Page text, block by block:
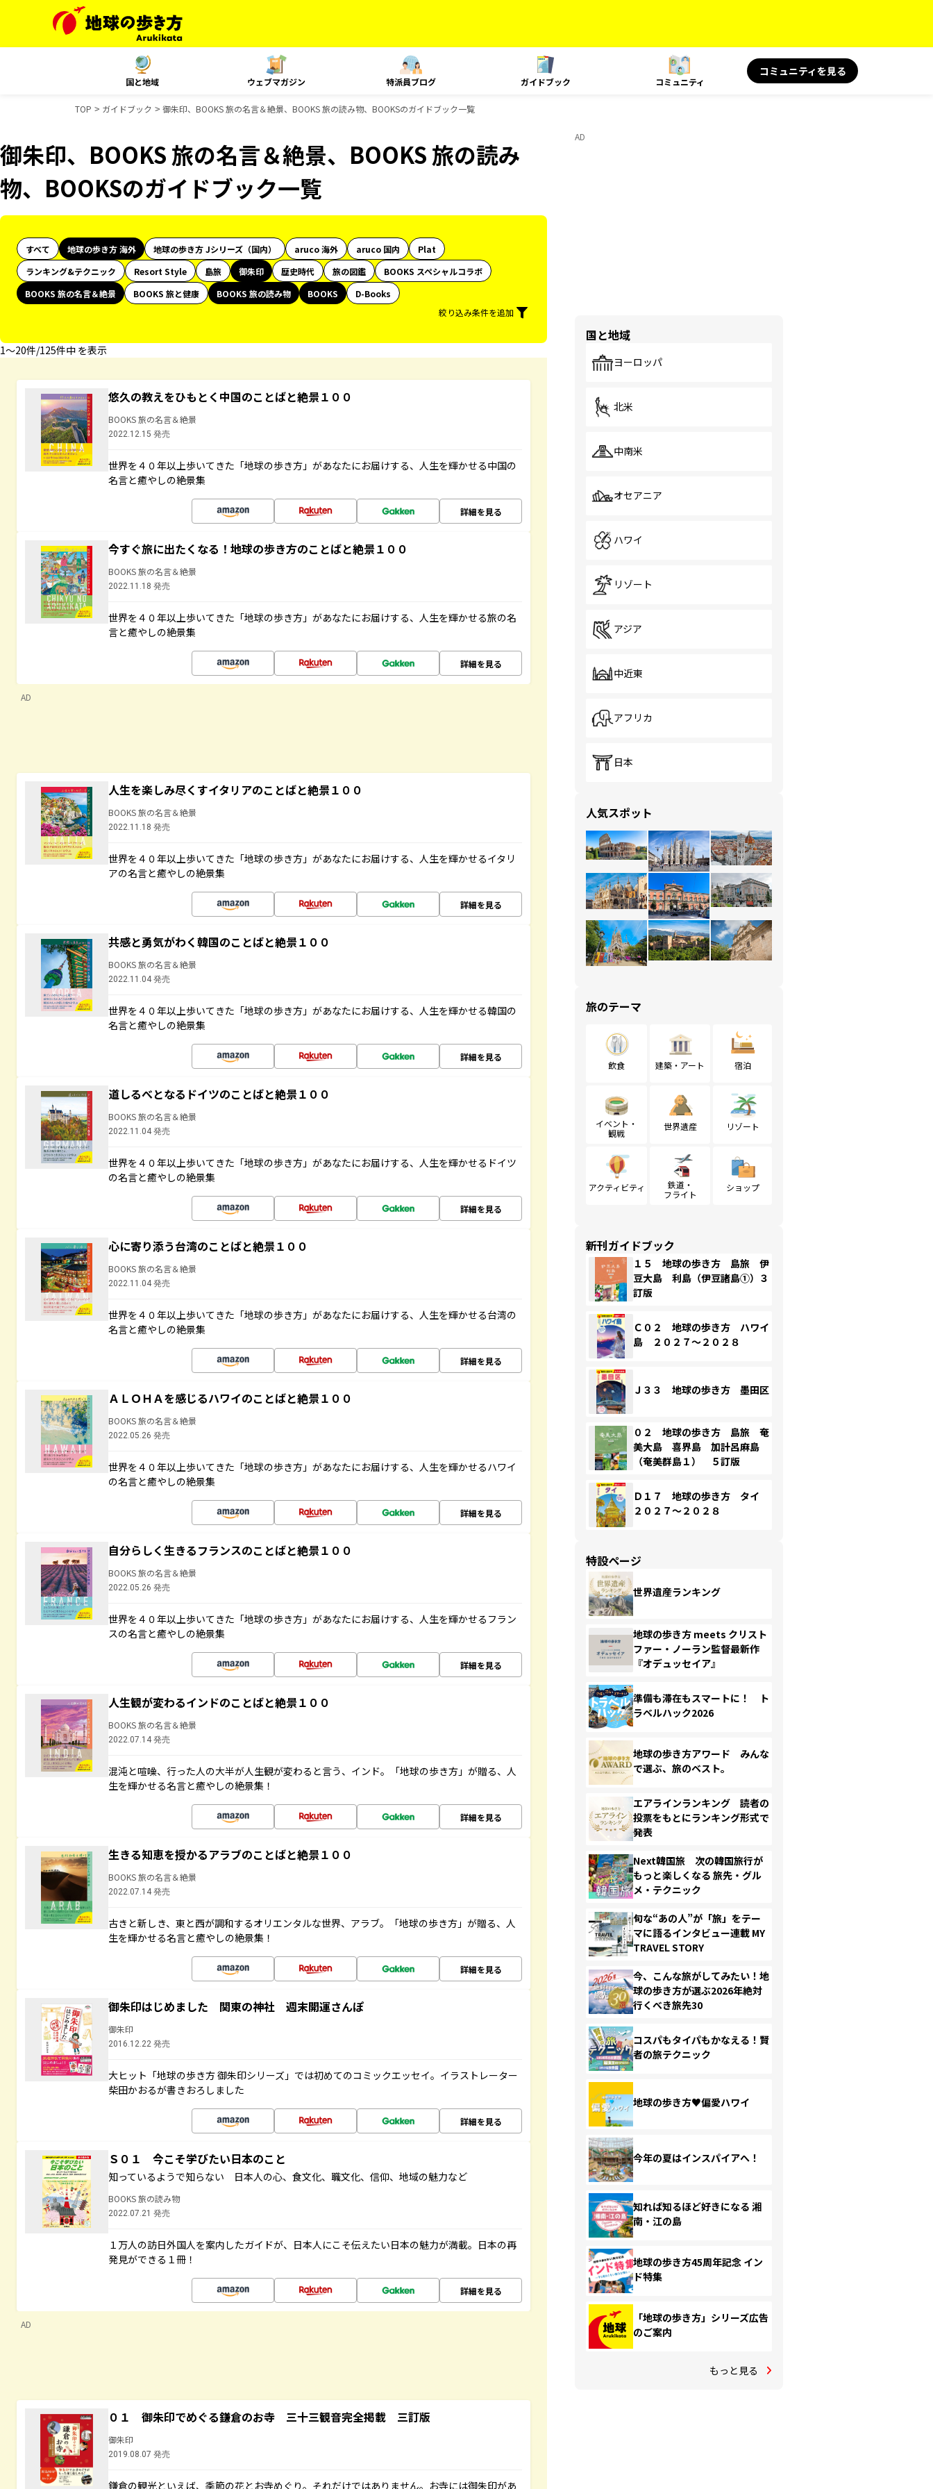
国と地域 ウェブマガジン 特派員ブログ ガイドブック コミュニティ
コミュニティを見る
TOP ガイドブック 御朱印、BOOKS 旅の名言＆絶景、BOOKS 旅の読み物、BOOKSのガイドブック一覧
御朱印、BOOKS 旅の名言＆絶景、BOOKS 旅の読み
物、BOOKSのガイドブック一覧
すべて 地球の歩き方 海外 地球の歩き方 Jシリーズ（国内） aruco 海外 aruco 国内
Plat
ランキング&テクニック
Resort Style 島旅 御朱印 歴史時代 旅の図鑑
BOOKS スペシャルコラボ
BOOKS 旅の名言＆絶景
BOOKS 旅と健康 BOOKS 旅の読み物 BOOKS
D-Books
絞り込み条件を追加
1〜20件/125件中 を表示
悠久の教えをひもとく中国のことばと絶景１００
BOOKS 旅の名言＆絶景
2022.12.15 発売
世界を４０年以上歩いてきた「地球の歩き方」があなたにお届けする、人生を輝かせる中国の
名言と癒やしの絶景集
詳細を見る
今すぐ旅に出たくなる！地球の歩き方のことばと絶景１００
BOOKS 旅の名言＆絶景
2022.11.18 発売
世界を４０年以上歩いてきた「地球の歩き方」があなたにお届けする、人生を輝かせる旅の名
言と癒やしの絶景集
詳細を見る
AD
人生を楽しみ尽くすイタリアのことばと絶景１００
BOOKS 旅の名言＆絶景
2022.11.18 発売
世界を４０年以上歩いてきた「地球の歩き方」があなたにお届けする、人生を輝かせるイタリ
アの名言と癒やしの絶景集
詳細を見る
共感と勇気がわく韓国のことばと絶景１００
BOOKS 旅の名言＆絶景
2022.11.04 発売
世界を４０年以上歩いてきた「地球の歩き方」があなたにお届けする、人生を輝かせる韓国の
名言と癒やしの絶景集
詳細を見る
道しるべとなるドイツのことばと絶景１００
BOOKS 旅の名言＆絶景
2022.11.04 発売
世界を４０年以上歩いてきた「地球の歩き方」があなたにお届けする、人生を輝かせるドイツ
の名言と癒やしの絶景集
詳細を見る
心に寄り添う台湾のことばと絶景１００
BOOKS 旅の名言＆絶景
2022.11.04 発売
世界を４０年以上歩いてきた「地球の歩き方」があなたにお届けする、人生を輝かせる台湾の
名言と癒やしの絶景集
詳細を見る
ＡＬＯＨＡを感じるハワイのことばと絶景１００
BOOKS 旅の名言＆絶景
2022.05.26 発売
世界を４０年以上歩いてきた「地球の歩き方」があなたにお届けする、人生を輝かせるハワイ
の名言と癒やしの絶景集
詳細を見る
自分らしく生きるフランスのことばと絶景１００
BOOKS 旅の名言＆絶景
2022.05.26 発売
世界を４０年以上歩いてきた「地球の歩き方」があなたにお届けする、人生を輝かせるフラン
スの名言と癒やしの絶景集
詳細を見る
人生観が変わるインドのことばと絶景１００
BOOKS 旅の名言＆絶景
2022.07.14 発売
混沌と喧噪、行った人の大半が人生観が変わると言う、インド。「地球の歩き方」が贈る、人
生を輝かせる名言と癒やしの絶景集！
詳細を見る
生きる知恵を授かるアラブのことばと絶景１００
BOOKS 旅の名言＆絶景
2022.07.14 発売
古きと新しき、東と西が調和するオリエンタルな世界、アラブ。「地球の歩き方」が贈る、人
生を輝かせる名言と癒やしの絶景集！
詳細を見る
御朱印はじめました 関東の神社 週末開運さんぽ
御朱印
2016.12.22 発売
大ヒット「地球の歩き方 御朱印シリーズ」では初めてのコミックエッセイ。イラストレーター
柴田かおるが書きおろしました
詳細を見る
Ｓ０１ 今こそ学びたい日本のこと
知っているようで知らない 日本人の心、食文化、職文化、信仰、地域の魅力など
BOOKS 旅の読み物
2022.07.21 発売
１万人の訪日外国人を案内したガイドが、日本人にこそ伝えたい日本の魅力が満載。日本の再
発見ができる１冊！
詳細を見る
AD
０１ 御朱印でめぐる鎌倉のお寺 三十三観音完全掲載 三訂版
御朱印
2019.08.07 発売
鎌倉の観光といえば、季節の花とお寺めぐり。それだけではありません。お寺には御朱印があ
AD
国と地域
ヨーロッパ
北米
中南米
オセアニア
ハワイ
リゾート
アジア
中近東
アフリカ
日本
人気スポット
旅のテーマ
飲食 建築・アート 宿泊
イベント・
観戦
世界遺産 リゾート
アクティビティ
鉄道・
フライト
ショップ
新刊ガイドブック
１５ 地球の歩き方 島旅 伊
豆大島 利島（伊豆諸島①）３
訂版
Ｃ０２ 地球の歩き方 ハワイ
島 ２０２７～２０２８
Ｊ３３ 地球の歩き方 墨田区
０２ 地球の歩き方 島旅 奄
美大島 喜界島 加計呂麻島
（奄美群島１） ５訂版
Ｄ１７ 地球の歩き方 タイ
２０２７～２０２８
特設ページ
世界遺産ランキング
地球の歩き方 meets クリスト
ファー・ノーラン監督最新作
『オデュッセイア』
準備も滞在もスマートに！ ト
ラベルハック2026
地球の歩き方アワード みんな
で選ぶ、旅のベスト。
エアラインランキング 読者の
投票をもとにランキング形式で
発表
Next韓国旅 次の韓国旅行が
もっと楽しくなる 旅先・グル
メ・テクニック
旬な“あの人”が「旅」をテー
マに語るインタビュー連載 MY
TRAVEL STORY
今、こんな旅がしてみたい！地
球の歩き方が選ぶ2026年絶対
行くべき旅先30
コスパもタイパもかなえる！賢
者の旅テクニック
地球の歩き方♥偏愛ハワイ
今年の夏はインスパイアへ！
知れば知るほど好きになる 湘
南・江の島
地球の歩き方45周年記念 イン
ド特集
「地球の歩き方」シリーズ広告
のご案内
もっと見る